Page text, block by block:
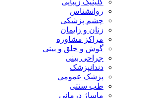
کلینیک زیبایی
روانشناس
چشم پزشکی
زنان و زایمان
مراکز مشاوره
گوش و حلق و بینی
جراحی بینی
دندانپزشک
پزشک عمومی
طب سنتی
ماساژ درمانی